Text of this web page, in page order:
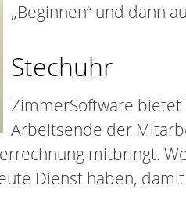
„Beginnen“ und dann
Stechuhr
ZimmerSoftware
Arbeitsende der
mitbringt.
Dienst haben,